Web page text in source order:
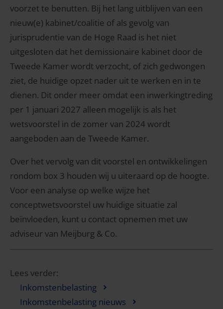
voorzet te benutten. Bij het lang uitblijven van een
nieuw(e) kabinet/coalitie of als gevolg van
jurisprudentie van de Hoge Raad is het niet
uitgesloten dat het demissionaire kabinet door de
Tweede Kamer wordt verzocht, of zich gedwongen
ziet, de huidige opzet nader uit te werken en in te
dienen. Dit onder meer omdat een inwerkingtreding
per 1 januari 2027 alleen mogelijk is als het
wetsvoorstel in de zomer van 2024 wordt
aangeboden aan de Tweede Kamer.
Over het vervolg van dit voorstel en ontwikkelingen
rondom box 3 houden wij u uiteraard op de hoogte.
Voor een analyse op welke wijze het
conceptwetsvoorstel uw huidige situatie zal
beïnvloeden, kunt u contact opnemen met uw
adviseur van Meijburg & Co.
Lees verder:
Inkomstenbelasting
Inkomstenbelasting nieuws